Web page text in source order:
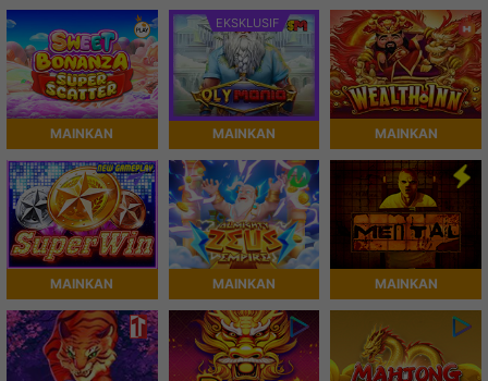
MAINKAN
EKSKLUSIF
MAINKAN MAINKAN
MAINKAN MAINKAN MAINKAN